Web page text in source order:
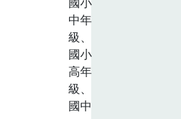
並透過展演方式
呈現宣導解決策
中年
級、
國小
高年
級、
國中